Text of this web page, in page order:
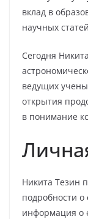
вклад в
научных
Сегодня
ведущих
открытия
в понимание
Никита Тезин
подробности
информация о